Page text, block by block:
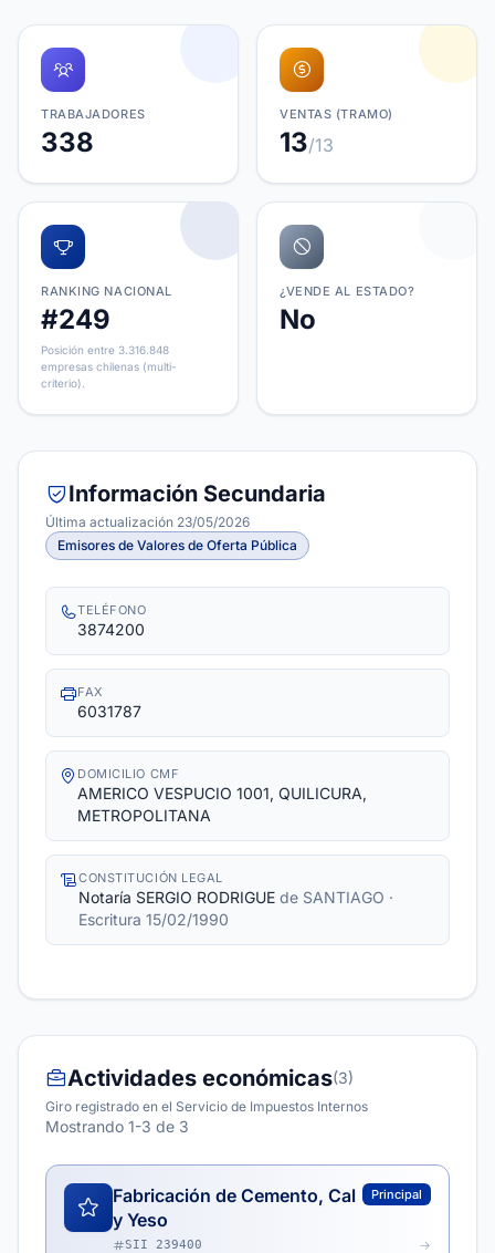
TRABAJADORES
338
VENTAS (TRAMO)
13/13
RANKING NACIONAL
#249
Posición entre 3.316.848
empresas chilenas (multi-
criterio).
¿VENDE AL ESTADO?
No
Información Secundaria
Última actualización 23/05/2026
Emisores de Valores de Oferta Pública
TELÉFONO
3874200
FAX
6031787
DOMICILIO CMF
AMERICO VESPUCIO 1001, QUILICURA,
METROPOLITANA
CONSTITUCIÓN LEGAL
Notaría SERGIO RODRIGUE de SANTIAGO ·
Escritura 15/02/1990
Actividades económicas(3)
Giro registrado en el Servicio de Impuestos Internos
Mostrando 1-3 de 3
Fabricación de Cemento, Cal
y Yeso
Principal
SII 239400